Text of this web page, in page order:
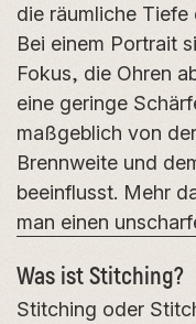
die räumliche Tiefe
Bei einem Portrait
Fokus, die Ohren
eine geringe
maßgeblich von
Brennweite und
beeinflusst. Mehr
man einen
Was ist Stitching?
Stitching oder